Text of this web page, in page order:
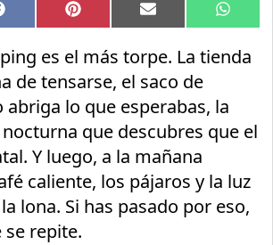
Compartir
en
Facebook Compartir
en
Pinterest Compartir
en
Email
en
es el más torpe. La tienda
de tensarse, el saco de
lo que esperabas, la
que descubres que el
Y luego, a la mañana
caliente, los pájaros y la luz
lona. Si has pasado por eso,
se repite.